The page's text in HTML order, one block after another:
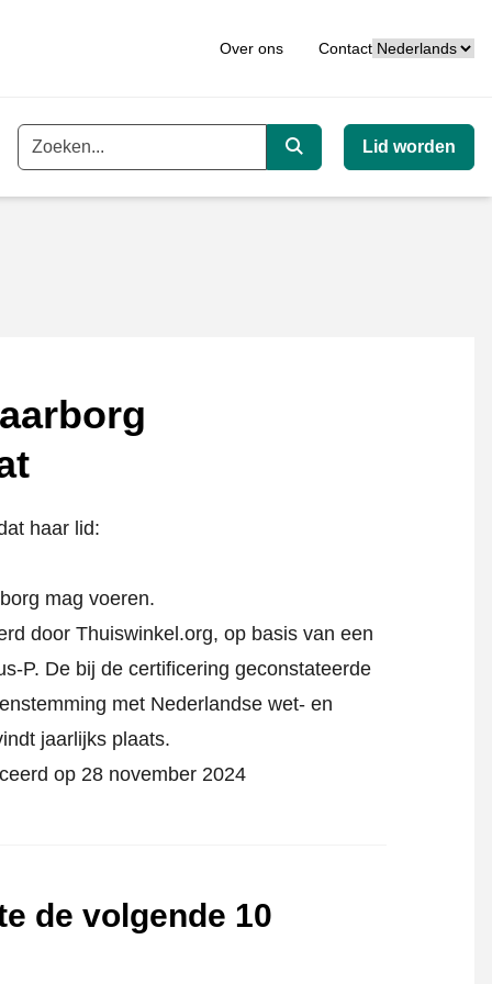
Over ons ContactTaal
Trefwoord
Zoeken
Lid worden
haar lid:
mag voeren.
door Thuiswinkel.org, op basis van een
P. De bij de certificering geconstateerde
met Nederlandse wet- en
jaarlijks plaats.
op 28 november 2024
de volgende 10